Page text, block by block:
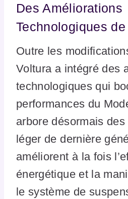
Des Améliorations
Technologiques
Outre les
Voltura a intégré des
technologiques qui
performances du
arbore désormais
léger de dernière
améliorent à la fois
énergétique et la
le système de